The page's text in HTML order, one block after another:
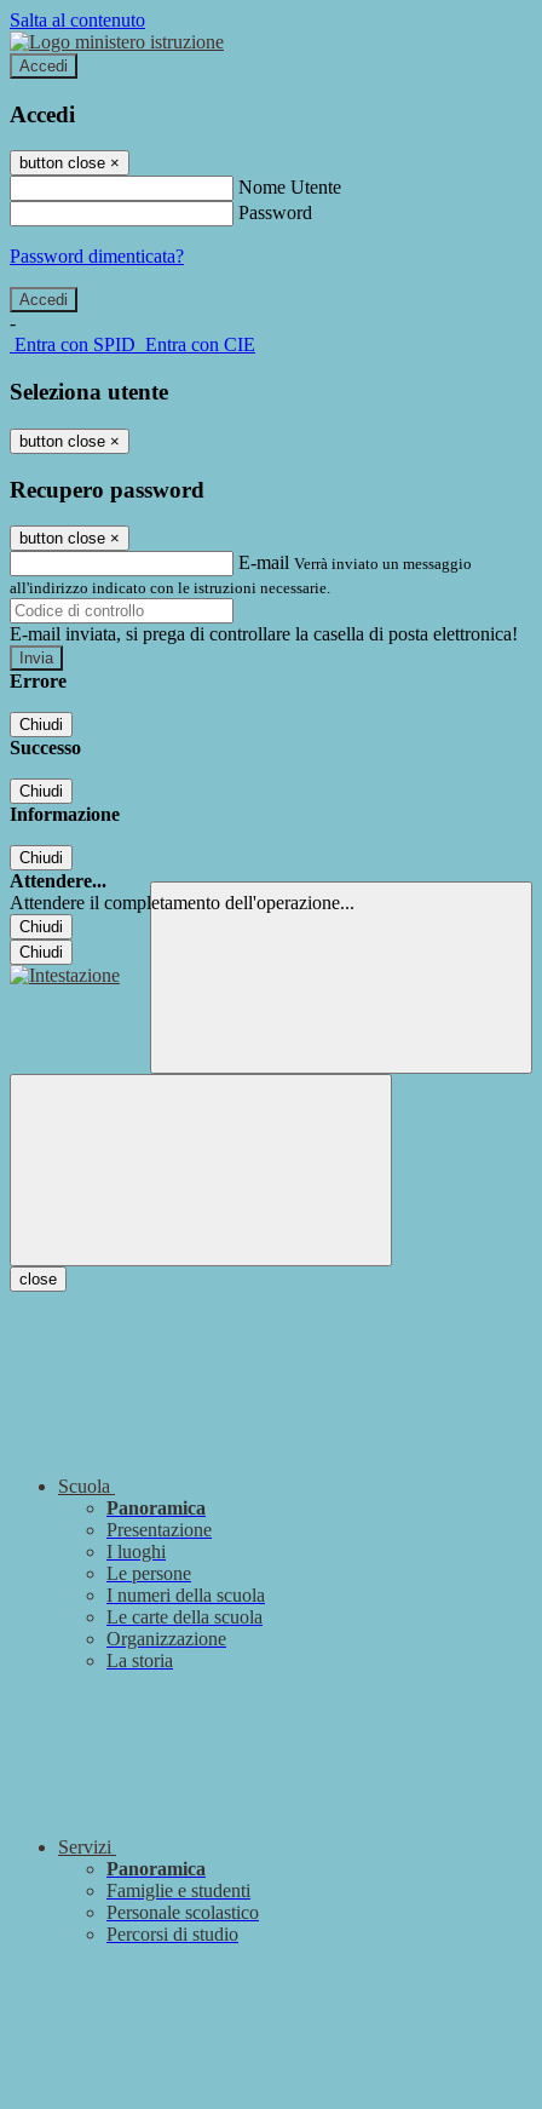
Salta al contenuto
Accedi
Accedi
button close ×
Nome Utente
Password
Password dimenticata?
-
Entra con SPID Entra con CIE
Seleziona utente
button close ×
Recupero password
button close ×
E-mail Verrà inviato un messaggio
all'indirizzo indicato con le istruzioni necessarie.
E-mail inviata, si prega di controllare la casella di posta elettronica!
Errore
Chiudi
Successo
Chiudi
Informazione
Chiudi
Attendere...
Attendere il completamento dell'operazione...
Chiudi
Chiudi
close
Scuola
Panoramica
Presentazione
I luoghi
Le persone
I numeri della scuola
Le carte della scuola
Organizzazione
La storia
Servizi
Panoramica
Famiglie e studenti
Personale scolastico
Percorsi di studio